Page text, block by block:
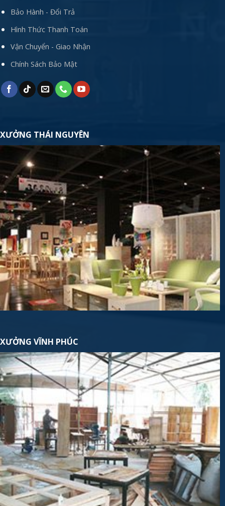
Bảo Hành - Đổi Trả
Hình Thức Thanh Toán
Vận Chuyển - Giao Nhận
Chính Sách Bảo Mật
XƯỞNG THÁI NGUYÊN
XƯỞNG VĨNH PHÚC